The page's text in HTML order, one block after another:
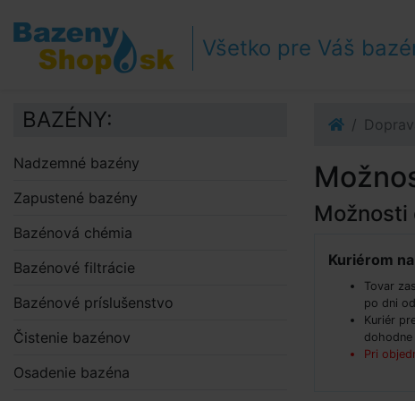
Prejsť na obsah
Prejsť k bočnému stĺpci
Klávesové skratky
Všetko pre Váš
Možnosti
Kuriérom
Tovar
po dni
Kuriér
Pri
BAZÉNY:
Nadzemné bazény
Zapustené bazény
Bazénová chémia
Bazénové filtrácie
Bazénové príslušenstvo
Čistenie bazénov
Osadenie bazéna